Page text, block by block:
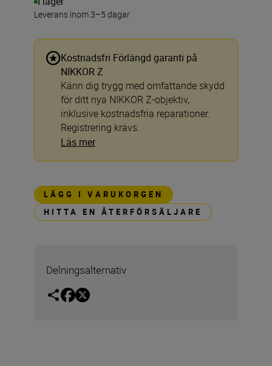
Leverans inom 3–5 dagar
Kostnadsfri Förlängd garanti på
NIKKOR Z
Känn dig trygg med omfattande skydd
för ditt nya NIKKOR Z-objektiv,
inklusive kostnadsfria reparationer.
Registrering krävs.
Läs mer
LÄGG I VARUKORGEN
HITTA EN ÅTERFÖRSÄLJARE
Delningsalternativ